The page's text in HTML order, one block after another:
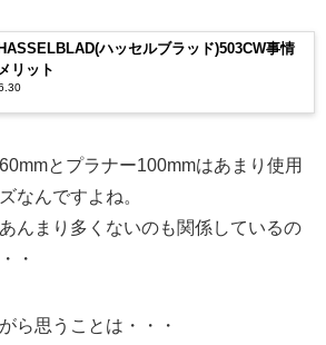
ハッセルブラッド)503CW事情
リット
とプラナー100mmはあまり使用
なんですよね。
んまり多くないのも関係しているの
・
ら思うことは・・・